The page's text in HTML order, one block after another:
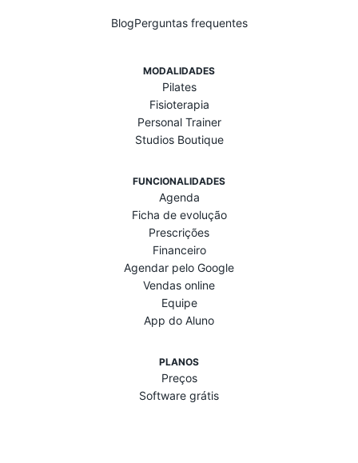
BlogPerguntas frequentes
MODALIDADES
Pilates
Fisioterapia
Personal Trainer
Studios Boutique
FUNCIONALIDADES
Agenda
Ficha de evolução
Prescrições
Financeiro
Agendar pelo Google
Vendas online
Equipe
App do Aluno
PLANOS
Preços
Software grátis